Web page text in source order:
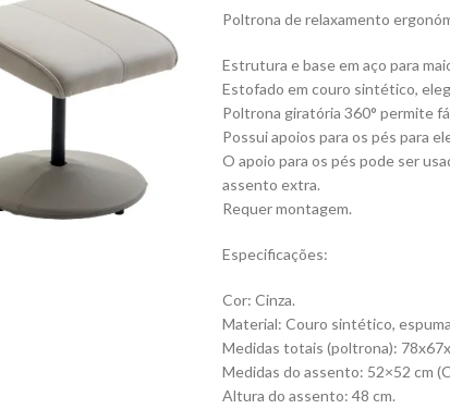
Poltrona de relaxamento
Estrutura e base em aço para
Estofado em couro sintético,
Poltrona giratória 360° permite
Possui apoios para os pés para
O apoio para os pés pode ser
assento extra.
Requer montagem.
Especificações:
Cor: Cinza.
Material: Couro sintético,
Medidas totais (poltrona):
Medidas do assento: 52×52 cm
Altura do assento: 48 cm.